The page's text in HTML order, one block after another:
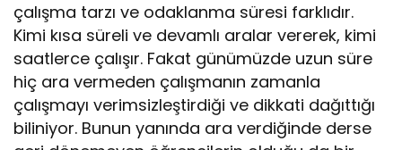
çalışma tarzı ve odaklanma süresi farklıdır.
Kimi kısa süreli ve devamlı aralar vererek, kimi
saatlerce çalışır. Fakat günümüzde uzun süre
hiç ara vermeden çalışmanın zamanla
çalışmayı verimsizleştirdiği ve dikkati dağıttığı
biliniyor. Bunun yanında ara verdiğinde derse